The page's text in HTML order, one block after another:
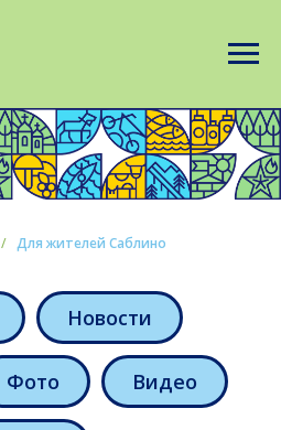
/ Для жителей Саблино
Новости
Фото Видео